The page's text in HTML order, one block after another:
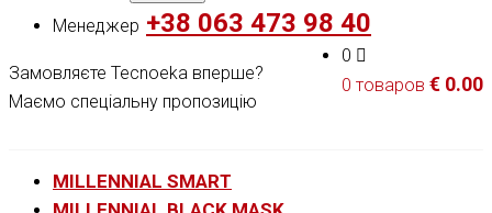
Менеджер +38 063 473 98 40
0
0 товаров € 0.00
Замовляєте Tecnoeka вперше?
Маємо спеціальну пропозицію
MILLENNIAL SMART